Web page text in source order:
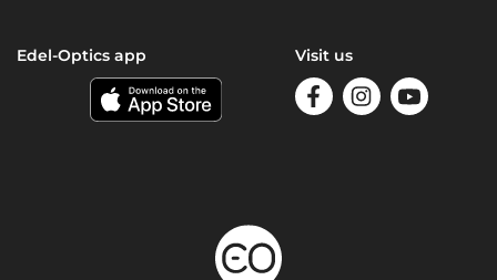
Edel-Optics app Visit us